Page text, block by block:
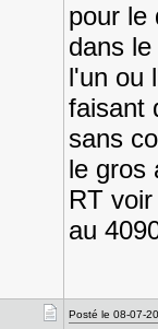
pour le
dans
l'un ou
faisant
sans
le gros
RT
au
Posté le 08-07-